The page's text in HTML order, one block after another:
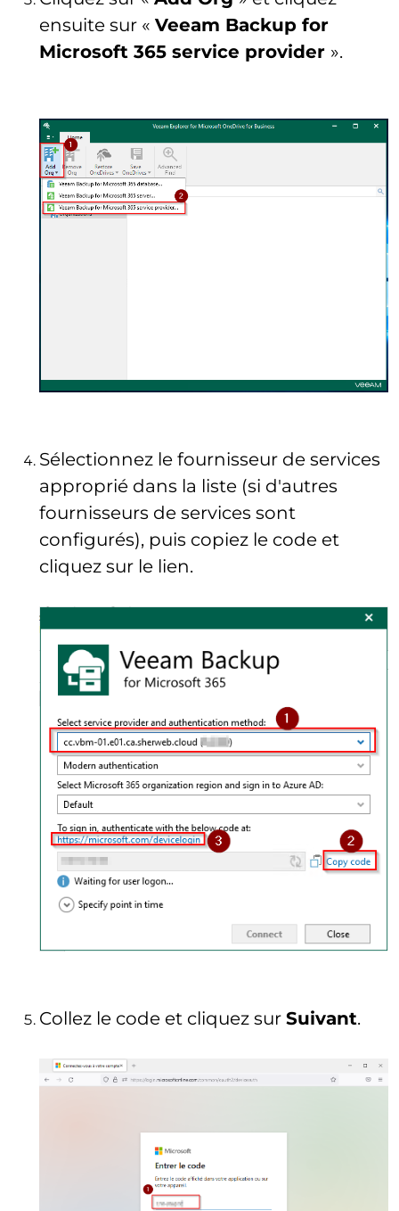
ensuite sur « Veeam Backup for
Microsoft 365 service provider ».
Sélectionnez le fournisseur de services
approprié dans la liste (si d'autres
fournisseurs de services sont
configurés), puis copiez le code et
cliquez sur le lien.
Collez le code et cliquez sur Suivant.